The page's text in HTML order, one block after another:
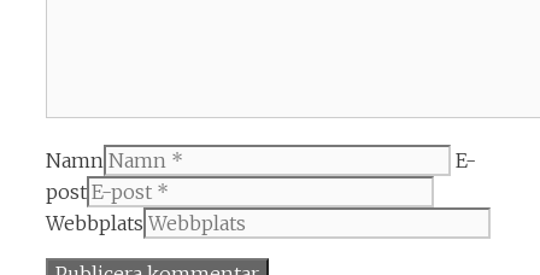
Namn
E-
post
Webbplats